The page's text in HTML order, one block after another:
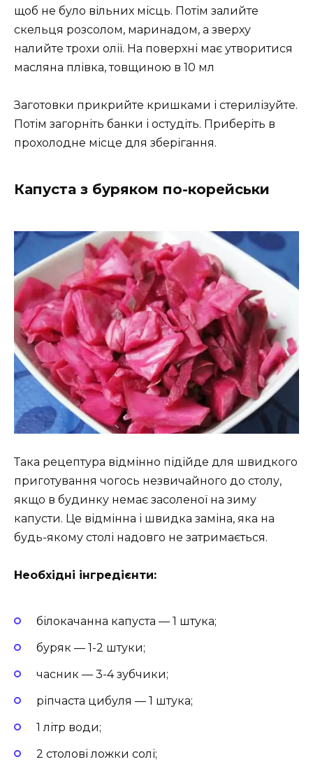
щоб не було вільних місць. Потім залийте
скельця розсолом, маринадом, а зверху
налийте трохи олії. На поверхні має утворитися
масляна плівка, товщиною в 10 мл
Заготовки прикрийте кришками і стерилізуйте.
Потім загорніть банки і остудіть. Приберіть в
прохолодне місце для зберігання.
Капуста з буряком по-корейськи
Така рецептура відмінно підійде для швидкого
приготування чогось незвичайного до столу,
якщо в будинку немає засоленої на зиму
капусти. Це відмінна і швидка заміна, яка на
будь-якому столі надовго не затримається.
Необхідні інгредієнти:
білокачанна капуста — 1 штука;
буряк — 1-2 штуки;
часник — 3-4 зубчики;
ріпчаста цибуля — 1 штука;
1 літр води;
2 столові ложки солі;